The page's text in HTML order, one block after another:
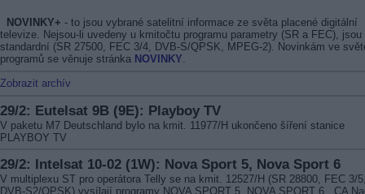
NOVINKY+ - to jsou vybrané satelitní informace ze světa placené digitální
televize. Nejsou-li uvedeny u kmitočtu programu parametry (SR a FEC), jsou
standardní (SR 27500, FEC 3/4, DVB-S/QPSK, MPEG-2). Novinkám ve
programů se věnuje stránka NOVINKY
Zobrazit archív
29/2: Eutelsat 9B (9E): Playboy TV
V paketu M7 Deutschland bylo na kmit. 11977/H ukončeno šíření stanice
PLAYBOY TV
29/2: Intelsat 10-02 (1W): Nova Sport 5, Nova Sport 6
V multiplexu ST pro operátora Telly se na kmit. 12527/H (SR 28800, FEC 3/
DVB-S2/QPSK) vysílají programy NOVA SPORT 5, NOVA SPORT 6 . CA